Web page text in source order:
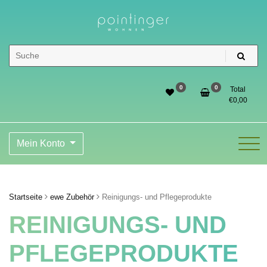
Pointinger Shop
0 0
Total
€0,00
Mein Konto
Startseite ewe Zubehör Reinigungs- und Pflegeprodukte
REINIGUNGS- UND
PFLEGEPRODUKTE